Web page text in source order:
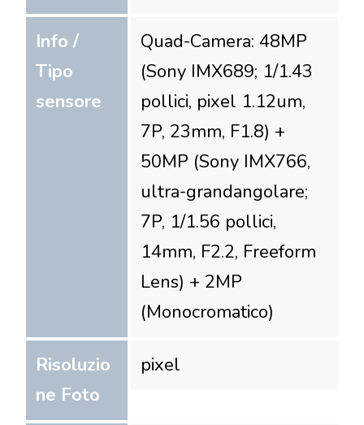
Info /
Tipo
sensore
Quad-Camera: 48MP
(Sony IMX689; 1/1.43
pollici, pixel 1.12um,
7P, 23mm, F1.8) +
50MP (Sony IMX766,
ultra-grandangolare;
7P, 1/1.56 pollici,
14mm, F2.2, Freeform
Lens) + 2MP
(Monocromatico)
Risoluzio
ne Foto
pixel